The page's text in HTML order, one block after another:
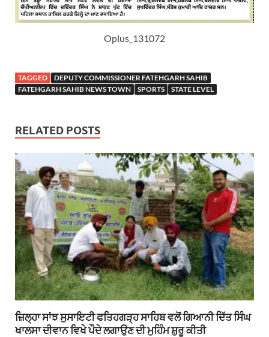
Oplus_131072
TAGGED
DEPUTY COMMISSIONER FATEHGARH SAHIB
FATEHGARH SAHIB NEWS TOWN
SPORTS STATE LEVEL
RELATED POSTS
ਜ਼ਿਲ੍ਹਾ ਸਾਂਝ ਸੁਸਾਇਟੀ ਫਤਿਹਗੜ੍ਹ ਸਾਹਿਬ ਵਲੋਂ ਗਿਆਨੀ ਦਿੱਤ ਸਿੰਘ
ਖਾਲਸਾ ਦੀਵਾਨ ਵਿਖੇ ਪੌਦੇ ਲਗਾਉਣ ਦੀ ਮੁਹਿੰਮ ਸ਼ੁਰੂ ਕੀਤੀ